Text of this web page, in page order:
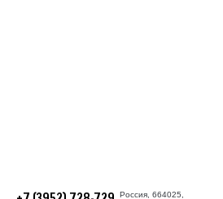
Россия, 664025,